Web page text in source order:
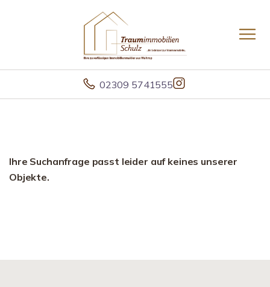
02309 5741555
Ihre Suchanfrage passt leider auf keines unserer
Objekte.